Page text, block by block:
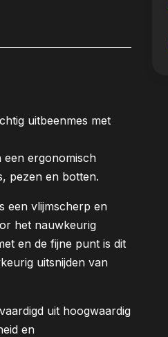
uitbeenmes met
een ergonomisch
pezen en botten.
een vlijmscherp en
het nauwkeurig
en de fijne punt is dit
uitsnijden van
uit hoogwaardig
en